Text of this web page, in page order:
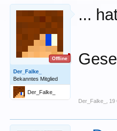
Offline
Der_Falke_
Bekanntes Mitglied
Der_Falke_
...
Der_Falke_ 19